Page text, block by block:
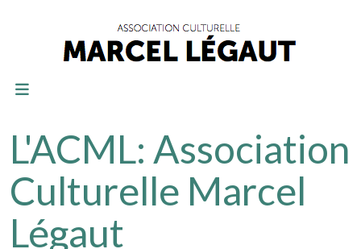
L'ACML: Association
Culturelle Marcel
Légaut